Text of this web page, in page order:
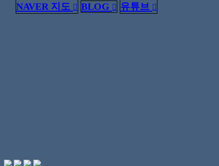
NAVER 지도 BLOG 유튜브